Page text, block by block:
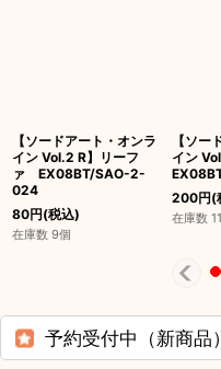
【ソードアート・オンラ
イン Vol.2 R】リーフ
ァ EX08BT/SAO-2-
024
80円(税込)
在庫数 9個
【ソー
イン
200円(
在庫数
予約受付中（新商品）